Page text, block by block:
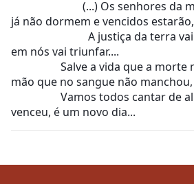
já não dormem e vencidos estarão,
em nós vai triunfar....
mão que no sangue não manchou,
venceu, é um novo dia...